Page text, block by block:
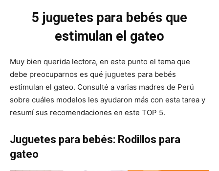
5 juguetes para bebés que
estimulan el gateo
Muy bien querida lectora, en este punto el tema que
debe preocuparnos es qué juguetes para bebés
estimulan el gateo. Consulté a varias madres de Perú
sobre cuáles modelos les ayudaron más con esta tarea y
resumí sus recomendaciones en este TOP 5.
Juguetes para bebés: Rodillos para
gateo